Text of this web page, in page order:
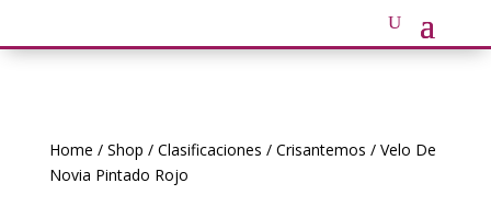
Home / Shop / Clasificaciones / Crisantemos / Velo De
Novia Pintado Rojo